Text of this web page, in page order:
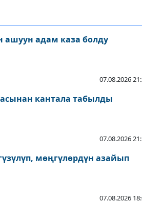
адам каза болду
07.08.2026
кантала табылды
07.08.2026
мөңгүлөрдүн азайып
07.08.2026